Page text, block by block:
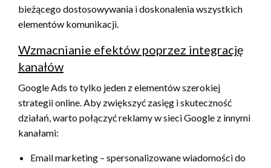
bieżącego dostosowywania i doskonalenia wszystkich
elementów komunikacji.
Wzmacnianie efektów poprzez integrację
kanałów
Google Ads to tylko jeden z elementów szerokiej
strategii online. Aby zwiększyć zasięg i skuteczność
działań, warto połączyć reklamy w sieci Google z innymi
kanałami:
Email marketing – spersonalizowane wiadomości do